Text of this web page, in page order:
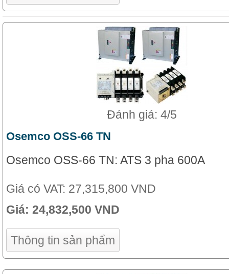
Đánh giá: 4/5
Osemco OSS-66 TN
Osemco OSS-66 TN: ATS 3 pha 600A
Giá có VAT: 27,315,800 VND
Giá: 24,832,500 VND
Thông tin sản phẩm